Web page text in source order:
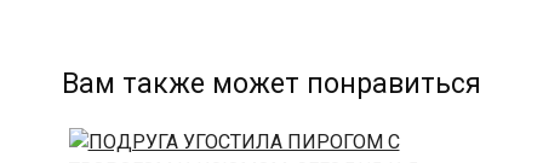
Вам также может понравиться